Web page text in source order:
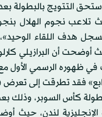
التتويج بالبطولة بعد
تلاعب نجوم الهلال
ويسجل هدف اللقاء
أن البرازيلي
بعدما سجل هدف اللقاء الوحيد في الدقيقة 63،
فقد تطرقت إلى
كأس السوبر، وذلك
لندن، حيث